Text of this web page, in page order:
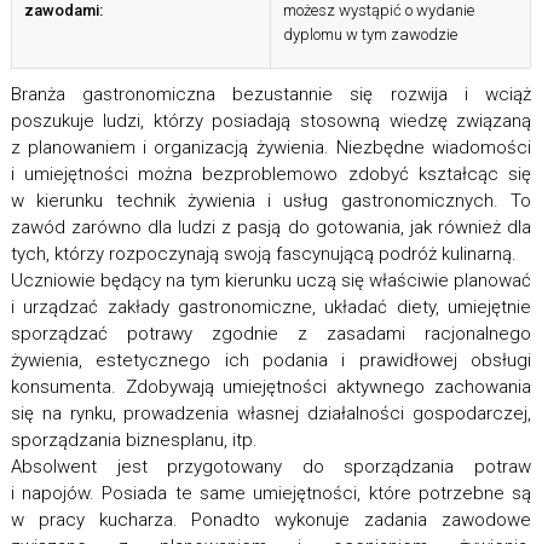
zawodami:
możesz wystąpić o wydanie
dyplomu w tym zawodzie
Branża gastronomiczna bezustannie się rozwija i wciąż
poszukuje ludzi, którzy posiadają stosowną wiedzę związaną
z planowaniem i organizacją żywienia. Niezbędne wiadomości
i umiejętności można bezproblemowo zdobyć kształcąc się
w kierunku technik żywienia i usług gastronomicznych. To
zawód zarówno dla ludzi z pasją do gotowania, jak również dla
tych, którzy rozpoczynają swoją fascynującą podróż kulinarną.
Uczniowie będący na tym kierunku uczą się właściwie planować
i urządzać zakłady gastronomiczne, układać diety, umiejętnie
sporządzać potrawy zgodnie z zasadami racjonalnego
żywienia, estetycznego ich podania i prawidłowej obsługi
konsumenta. Zdobywają umiejętności aktywnego zachowania
się na rynku, prowadzenia własnej działalności gospodarczej,
sporządzania biznesplanu, itp.
Absolwent jest przygotowany do sporządzania potraw
i napojów. Posiada te same umiejętności, które potrzebne są
w pracy kucharza. Ponadto wykonuje zadania zawodowe